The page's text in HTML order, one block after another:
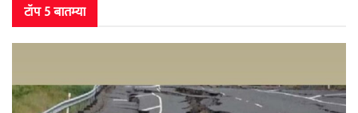
टॉप 5 बातम्या